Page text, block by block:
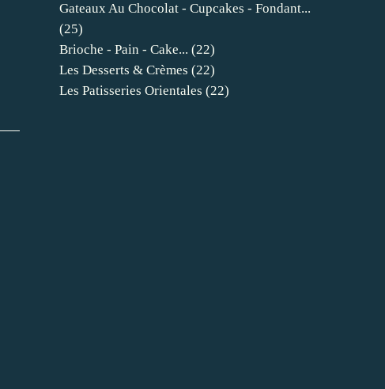
Gateaux Au Chocolat - Cupcakes - Fondant...
(25)
Brioche - Pain - Cake... (22)
Les Desserts & Crèmes (22)
Les Patisseries Orientales (22)